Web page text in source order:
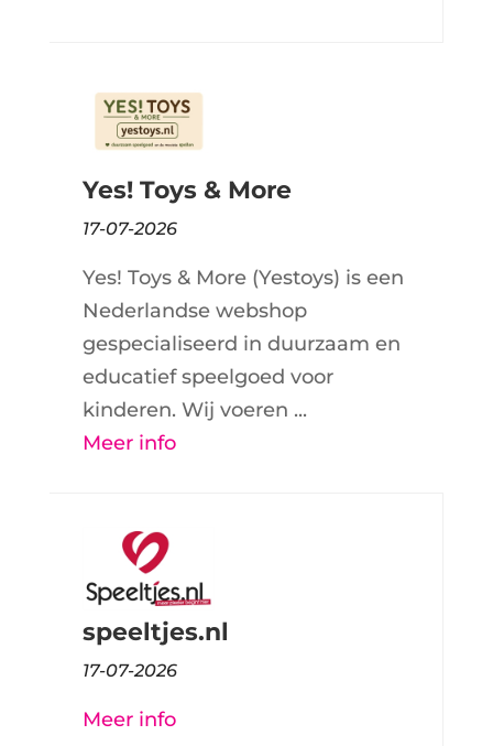
Yes! Toys & More
17-07-2026
Yes! Toys & More (Yestoys) is een
Nederlandse webshop
gespecialiseerd in duurzaam en
educatief speelgoed voor
kinderen. Wij voeren ...
Meer info
speeltjes.nl
17-07-2026
Meer info